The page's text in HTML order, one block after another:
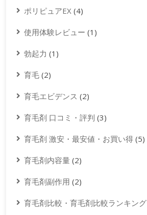
ポリピュアEX (4)
使用体験レビュー (1)
勃起力 (1)
育毛 (2)
育毛エビデンス (2)
育毛剤 口コミ・評判 (3)
育毛剤 激安・最安値・お買い得 (5)
育毛剤内容量 (2)
育毛剤副作用 (2)
育毛剤比較・育毛剤比較ランキング